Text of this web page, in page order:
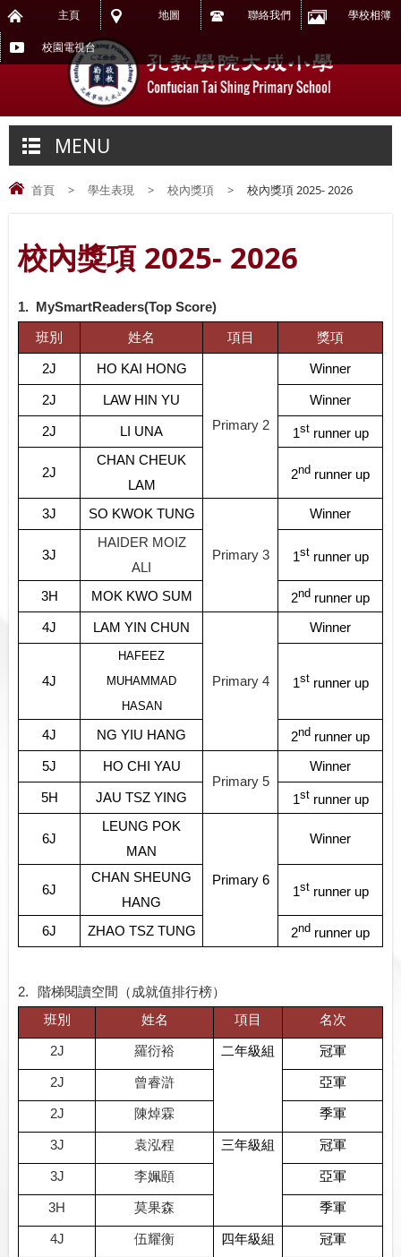
主頁 地圖 聯絡我們 學校相簿
校園電視台
MENU
首頁 > 學生表現 > 校內獎項 > 校內獎項 2025- 2026
校內獎項 2025- 2026
1. MySmartReaders(Top Score)
班別
姓名 項目 獎項
2J HO KAI HONG
Primary 2
Winner
2J LAW HIN YU Winner
2J LI UNA 1strunner up
2J
CHAN CHEUK
LAM
2nd runner up
3J SO KWOK TUNG
Primary 3
Winner
3J
HAIDER MOIZ
ALI
1strunner up
3H MOK KWO SUM 2nd runner up
4J
LAM YIN CHUN
Primary 4
Winner
4J
HAFEEZ
MUHAMMAD
HASAN
1strunner up
4J NG YIU HANG 2nd runner up
5J
HO CHI YAU
Primary 5
Winner
5H JAU TSZ YING 1strunner up
6J
LEUNG POK
MAN
Primary 6
Winner
6J
CHAN SHEUNG
HANG
1strunner up
6J ZHAO TSZ TUNG 2nd runner up
2.
階梯閱讀空間（成就值排行榜）
班別
姓名 項目 名次
2J 羅衍裕 二年級組 冠軍
2J 曾睿滸 亞軍
2J 陳焯霖 季軍
3J 袁泓程 三年級組 冠軍
3J 李姵頤 亞軍
3H 莫果森 季軍
4J 伍耀衡 四年級組 冠軍